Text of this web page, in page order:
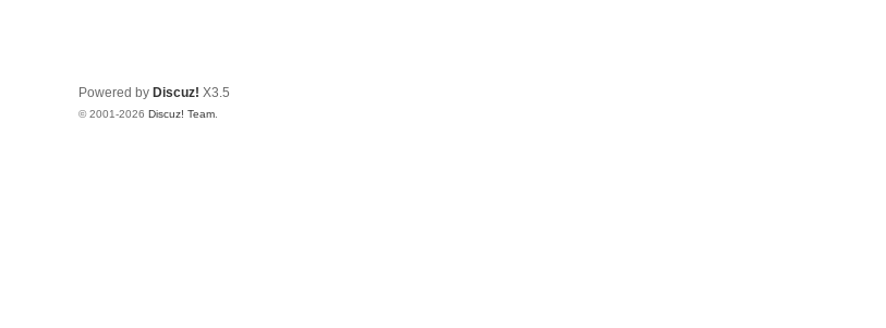
Powered by Discuz! X3.5
© 2001-2026 Discuz! Team